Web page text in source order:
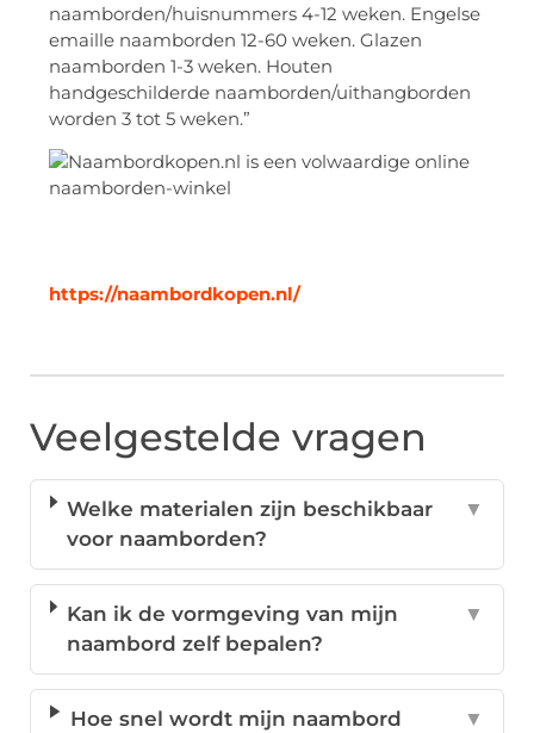
naamborden/huisnummers 4-12 weken. Engelse
emaille naamborden 12-60 weken. Glazen
naamborden 1-3 weken. Houten
handgeschilderde naamborden/uithangborden
worden 3 tot 5 weken.”
https://naambordkopen.nl/
Veelgestelde vragen
Welke materialen zijn beschikbaar
voor naamborden?
▼
Kan ik de vormgeving van mijn
naambord zelf bepalen?
▼
Hoe snel wordt mijn naambord
▼